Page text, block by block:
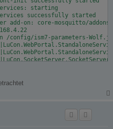
starting
successfully started
add-on: core-mosquitto/addons
ism7-parameters-
sid="">